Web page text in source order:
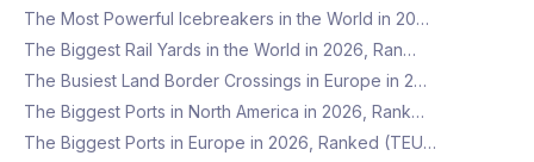
The Most Powerful Icebreakers in the World in 20…
The Biggest Rail Yards in the World in 2026, Ran…
The Busiest Land Border Crossings in Europe in 2…
The Biggest Ports in North America in 2026, Rank…
The Biggest Ports in Europe in 2026, Ranked (TEU…